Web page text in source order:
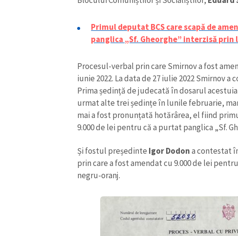
Primul deputat BCS care scapă de
panglica „Sf. Gheorghe” interzisă prin
Procesul-verbal prin care Smirnov a fost
iunie 2022. La data de 27 iulie 2022 Smirnov
Prima ședință de judecată în dosarul
urmat alte trei ședințe în lunile februarie,
mai a fost pronunțată hotărârea, el fiind
9.000 de lei pentru că a purtat panglica „Sf.
Și fostul președinte Igor Dodona contestat
prin care a fost amendat cu 9.000 de lei
negru-oranj.
Link media